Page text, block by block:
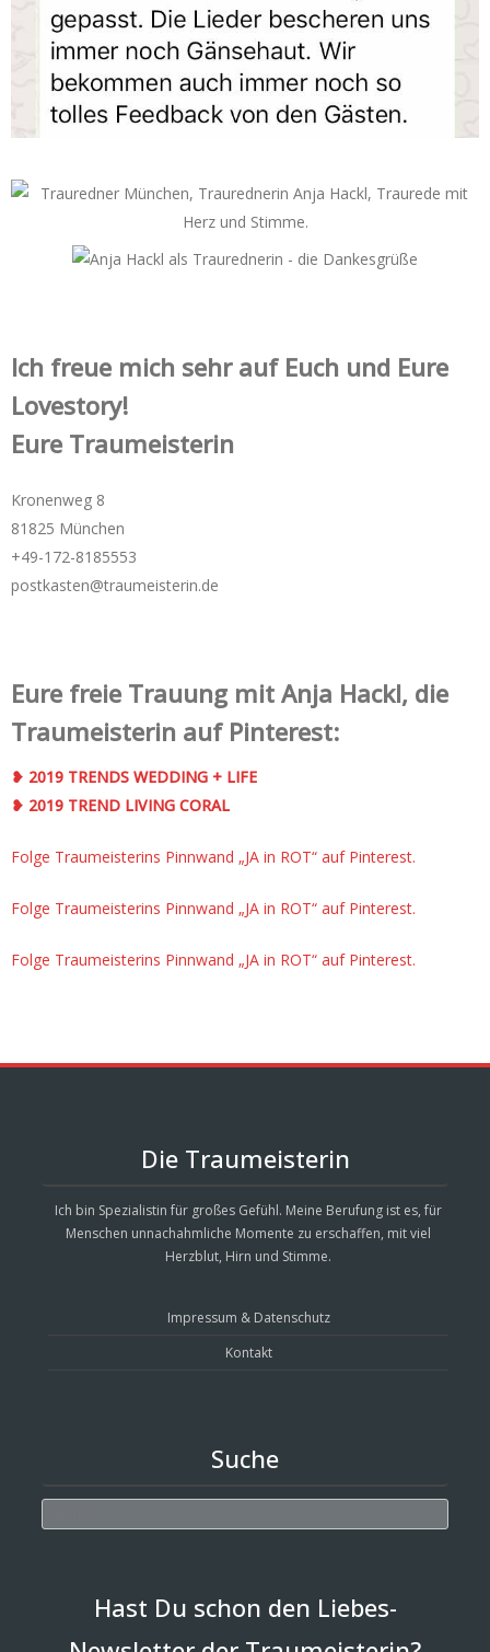
Ich freue mich sehr auf Euch und Eure
Lovestory!
Eure Traumeisterin
Kronenweg 8
81825 München
+49-172-­8185553
postkasten@traumeisterin.de
Eure freie Trauung mit Anja Hackl, die
Traumeisterin auf Pinterest:
❥ 2019 TRENDS WEDDING + LIFE
❥ 2019 TREND LIVING CORAL
Folge Traumeisterins Pinnwand „JA in ROT“ auf Pinterest.
Folge Traumeisterins Pinnwand „JA in ROT“ auf Pinterest.
Folge Traumeisterins Pinnwand „JA in ROT“ auf Pinterest.
Die Traumeisterin
Ich bin Spezialistin für großes Gefühl. Meine Berufung ist es, für
Menschen unnachahmliche Momente zu erschaffen, mit viel
Herzblut, Hirn und Stimme.
Impressum & Datenschutz
Kontakt
Suche
Hast Du schon den Liebes-